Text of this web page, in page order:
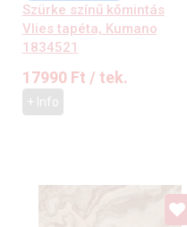
Szürke színű kőmintás
Vlies tapéta, Kumano
1834521
17990 Ft / tek.
+ Info